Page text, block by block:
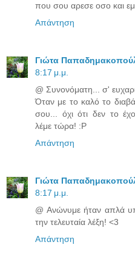
που σου αρεσε οσο και
Απάντηση
Γιώτα
8:17 μ.μ.
@ Συνονόματη... σ'
Όταν με το καλό το
σου... όχι ότι δεν το
λέμε τώρα! :P
Απάντηση
Γιώτα
8:17 μ.μ.
@ Ανώνυμε ήταν απλά
την τελευταία λέξη! <3
Απάντηση